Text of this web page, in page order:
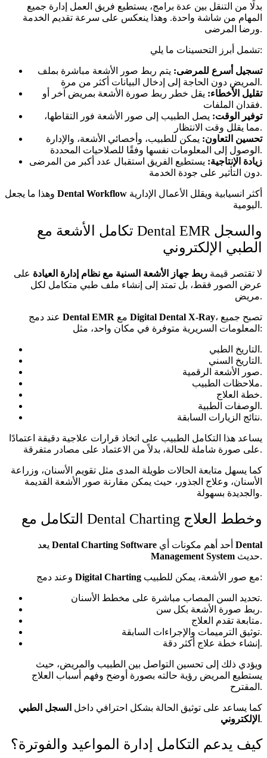
بدلًا من التنقل بين عدة برامج، يستطيع فريق العمل إدارة جميع
المهام من شاشة واحدة. وهذا ينعكس على سرعة تقديم الخدمة
ورضا المرضى.
تشمل أبرز التحسينات ما يلي:
تسجيل أسرع للمرضى: يتم ربط صور الأشعة مباشرة بملف
المريض دون الحاجة إلى إدخال البيانات أكثر من مرة.
تقليل الأخطاء: يقل خطر ربط صورة الأشعة بمريض آخر أو
فقدان الملفات.
توفير الوقت: يصل الطبيب إلى صور الأشعة فور التقاطها،
مما يقلل وقت الانتظار.
تحسين التعاون: يمكن للطبيب، وأخصائي الأشعة، والإدارة
الوصول إلى المعلومات نفسها وفقًا للصلاحيات المحددة.
زيادة الإنتاجية: يستطيع الفريق استقبال عدد أكبر من المرضى
دون التأثير على جودة الخدمة.
Dental Workflow
اليومية.
تكامل الأشعة مع Dental EMR والسجل
الطبي الإلكتروني
لا تقتصر قيمة ربط جهاز الأشعة السنية مع نظام إدارة العيادة على
عرض الصور فقط، بل تمتد إلى إنشاء ملف طبي متكامل لكل
مريض.
Dental EMR Digital Dental X-Ray، تصبح جميع
المعلومات السريرية متوفرة في مكان واحد، مثل:
التاريخ الطبي.
التاريخ السني.
صور الأشعة الرقمية.
ملاحظات الطبيب.
خطة العلاج.
الوصفات الطبية.
نتائج الزيارات السابقة.
يساعد هذا التكامل الطبيب على اتخاذ قرارات علاجية دقيقة اعتمادًا
على صورة شاملة للحالة، بدلاً من الاعتماد على مصادر متفرقة.
كما يسهل متابعة الحالات طويلة المدى مثل تقويم الأسنان، وزراعة
الأسنان، وعلاج الجذور، حيث يمكن مقارنة صور الأشعة القديمة
والجديدة بسهولة.
التكامل مع Dental Charting وخطط العلاج
Dental Charting Software
Dental
Management System
حديث.
Digital Charting مع صور الأشعة، يمكن للطبيب:
تحديد السن المصاب مباشرة على مخطط الأسنان.
ربط صورة الأشعة بكل سن.
متابعة تقدم العلاج.
توثيق الترميمات والإجراءات السابقة.
إنشاء خطة علاج أكثر دقة.
ويؤدي ذلك إلى تحسين التواصل بين الطبيب والمريض، حيث
يستطيع المريض رؤية حالته بصورة أوضح وفهم أسباب العلاج
المقترح.
كما يساعد على توثيق الحالة بشكل احترافي داخل السجل الطبي
الإلكتروني .
كيف يدعم التكامل إدارة المواعيد والفوترة؟